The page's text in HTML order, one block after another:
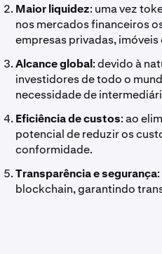
Maior liquidez: uma vez
nos mercados financeiros
empresas privadas,
Alcance global: devido à
investidores de todo o
necessidade de
Eficiência de custos: ao
potencial de reduzir os
conformidade.
Transparência e segurança
blockchain, garantindo